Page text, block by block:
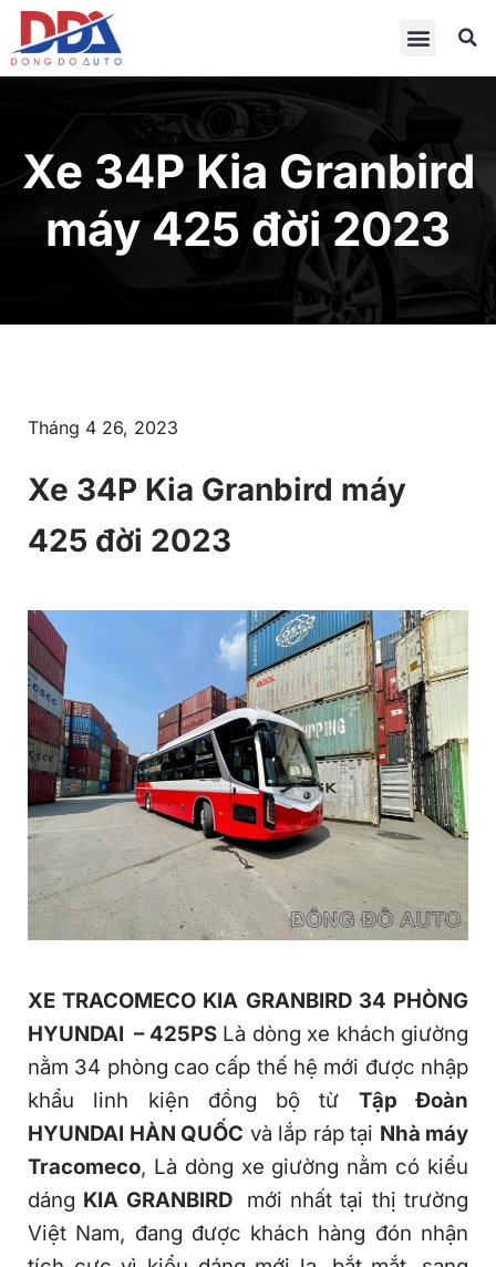
Xe 34P Kia Granbird
máy 425 đời 2023
Tháng 4 26, 2023
Xe 34P Kia Granbird máy
425 đời 2023
XE TRACOMECO KIA GRANBIRD 34 PHÒNG
HYUNDAI – 425PSLà dòng xe khách giường
nằm 34 phòng cao cấp thế hệ mới được nhập
khẩu linh kiện đồng bộ từ Tập Đoàn
HYUNDAI HÀN QUỐC và lắp ráp tại Nhà máy
Tracomeco, Là dòng xe giường nằm có kiểu
dáng KIA GRANBIRD mới nhất tại thị trường
Việt Nam, đang được khách hàng đón nhận